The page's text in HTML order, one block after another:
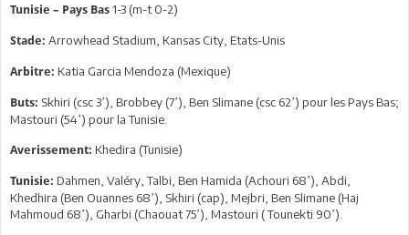
Tunisie – Pays Bas 1-3 (m-t 0-2)
Stade: Arrowhead Stadium, Kansas City, Etats-Unis
Arbitre: Katia Garcia Mendoza (Mexique)
Buts: Skhiri (csc 3’), Brobbey (7’), Ben Slimane (csc 62’) pour les Pays Bas;
Mastouri (54’) pour la Tunisie.
Averissement: Khedira (Tunisie)
Tunisie: Dahmen, Valéry, Talbi, Ben Hamida (Achouri 68’), Abdi,
Khedhira (Ben Ouannes 68’), Skhiri (cap), Mejbri, Ben Slimane (Haj
Mahmoud 68’), Gharbi (Chaouat 75’), Mastouri ( Tounekti 90’).